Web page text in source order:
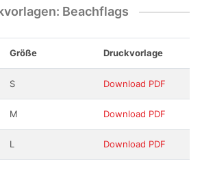
Beachflags
Größe Druckvorlage
S Download PDF
M Download PDF
L Download PDF